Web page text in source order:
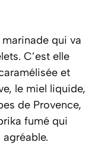
qui va
C’est elle
et
le miel liquide,
de Provence,
fumé qui